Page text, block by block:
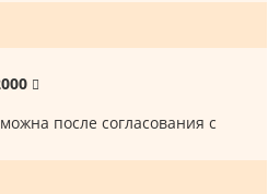
после согласования с